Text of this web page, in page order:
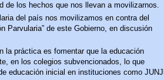
de los hechos que nos llevan a movilizarnos.
del país nos movilizamos en contra del
Parvularia” de este Gobierno, en discusión
la práctica es fomentar que la educación
en los colegios subvencionados, lo que
educación inicial en instituciones como JUNJI,